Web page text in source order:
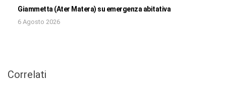
Giammetta (Ater Matera) su emergenza abitativa
6 Agosto 2026
Correlati